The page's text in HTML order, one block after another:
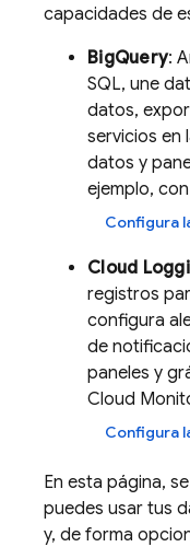
capacidades de
BigQuery:
SQL, une
datos,
servicios en
datos y
ejemplo, con
Configura
Cloud
registros
configura
de
paneles y
Cloud
Configura
En esta página,
puedes usar tus
y, de forma